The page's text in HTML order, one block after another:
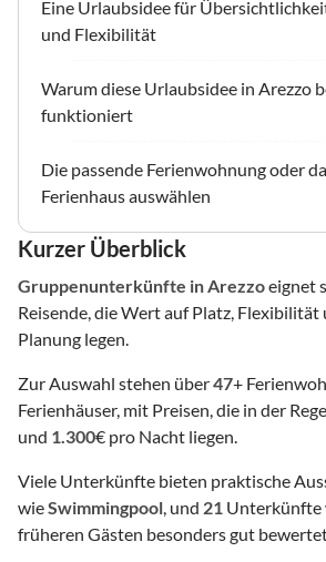
Eine Urlaubsidee für
und Flexibilität
Warum diese Urlaubsidee in Arezzo
funktioniert
Die passende Ferienwohnung oder
Ferienhaus auswählen
Kurzer Überblick
Gruppenunterkünfte in Arezzoeignet
Reisende, die Wert auf Platz, Flexibilität
Planung legen.
Zur Auswahl stehen über47+
Ferienhäuser, mit Preisen, die in der
und 1.300€ pro Nacht liegen.
Viele Unterkünfte bieten praktische
wieSwimmingpool, und 21 Unterkünfte
früheren Gästen besonders gut